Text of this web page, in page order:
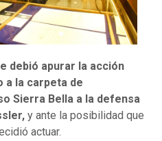
debió apurar la acción
a la carpeta de
Sierra Bella a la defensa
y ante la posibilidad que
actuar.